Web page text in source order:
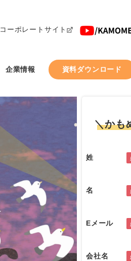
コーポレートサイト
企業情報 資料ダウンロード
＼かも
姓
名
Eメール
会社名